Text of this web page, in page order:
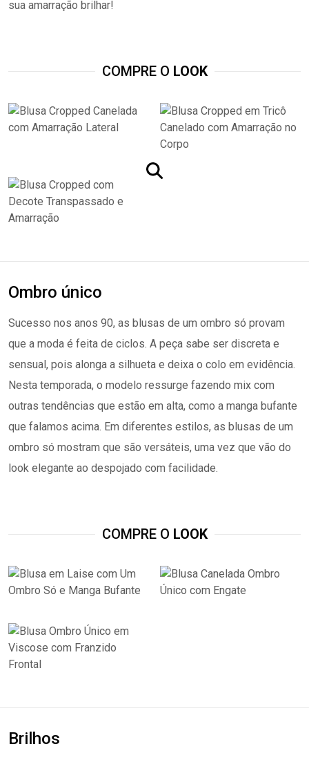
sua amarração brilhar!
COMPRE O LOOK
Ombro único
Sucesso nos anos 90, as blusas de um ombro só provam
que a moda é feita de ciclos. A peça sabe ser discreta e
sensual, pois alonga a silhueta e deixa o colo em evidência.
Nesta temporada, o modelo ressurge fazendo mix com
outras tendências que estão em alta, como a manga bufante
que falamos acima. Em diferentes estilos, as blusas de um
ombro só mostram que são versáteis, uma vez que vão do
look elegante ao despojado com facilidade.
COMPRE O LOOK
Brilhos